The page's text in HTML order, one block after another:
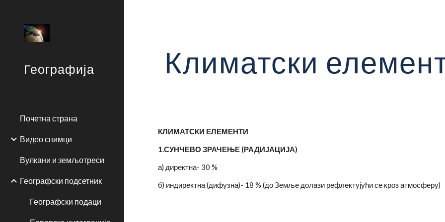
Географија
Почетна страна
Видео снимци
Вулкани и земљотреси
Географски подсетник
Географски подаци
Климатски
КЛИМАТСКИ ЕЛЕМЕНТИ
1.СУНЧЕВО ЗРАЧЕЊЕ (РАДИЈАЦИЈА)
а) директна- 30 %
б) индиректна (дифузна)- 18 % (до Земље долази рефлектујући се кроз атмосферу)